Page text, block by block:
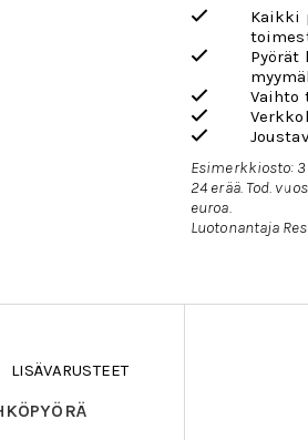
Kaikki
Vaihto
Esimerkkiosto:
24 erää. Tod.
euroa.
Luotonantaja
LISÄVARUSTEET